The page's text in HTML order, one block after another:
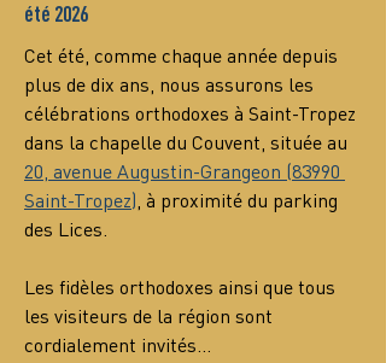
été 2026
Cet été, comme chaque année depuis
plus de dix ans, nous assurons les
célébrations orthodoxes à Saint-Tropez
dans la chapelle du Couvent, située au
20, avenue Augustin-Grangeon (83990
Saint-Tropez), à proximité du parking
des Lices.
Les fidèles orthodoxes ainsi que tous
les visiteurs de la région sont
cordialement invités…